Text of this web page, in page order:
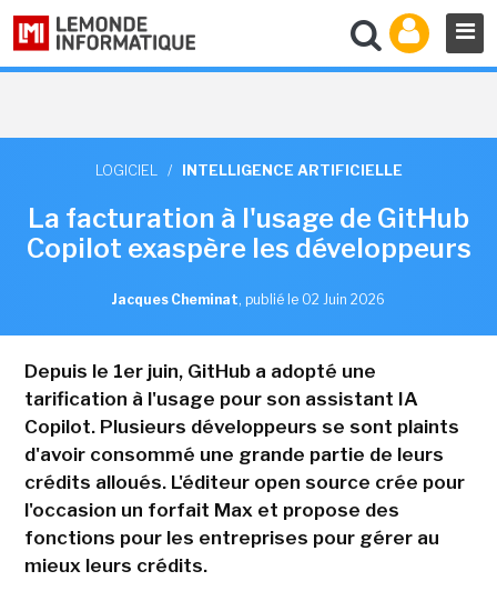
LOGICIEL / INTELLIGENCE ARTIFICIELLE
La facturation à l'usage de GitHub
Copilot exaspère les développeurs
Jacques Cheminat, publié le 02 Juin 2026
Depuis le 1er juin, GitHub a adopté une
tarification à l'usage pour son assistant IA
Copilot. Plusieurs développeurs se sont plaints
d'avoir consommé une grande partie de leurs
crédits alloués. L'éditeur open source crée pour
l'occasion un forfait Max et propose des
fonctions pour les entreprises pour gérer au
mieux leurs crédits.